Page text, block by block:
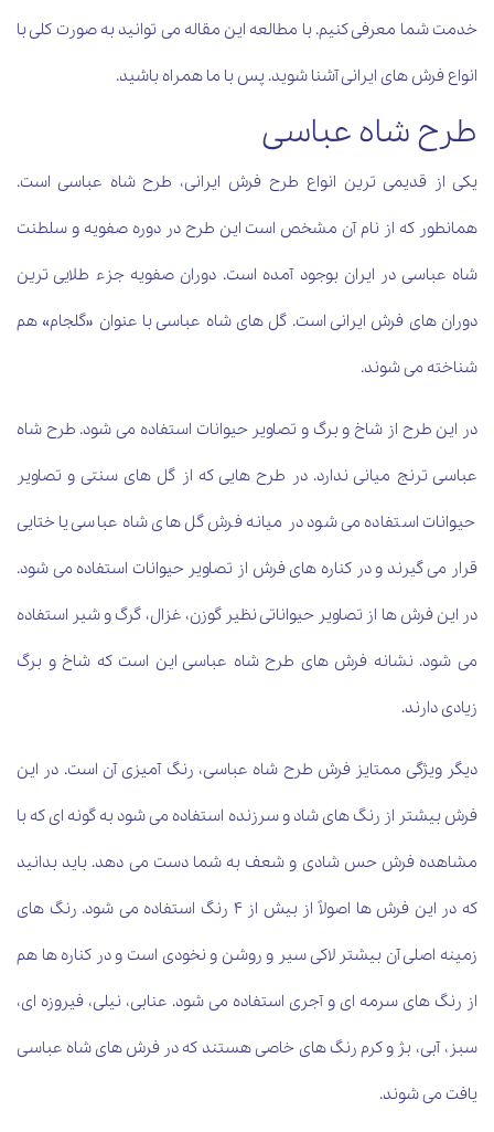
خدمت شما معرفی کنیم. با مطالعه این مقاله می توانید به صورت کلی با
انواع فرش های ایرانی آشنا شوید. پس با ما همراه باشید.
طرح شاه عباسی
یکی از قدیمی ترین انواع طرح فرش ایرانی، طرح شاه عباسی است.
همانطور که از نام آن مشخص است این طرح در دوره صفویه و سلطنت
شاه عباسی در ایران بوجود آمده است. دوران صفویه جزء طلایی ترین
دوران های فرش ایرانی است. گل های شاه عباسی با عنوان «گلجام» هم
شناخته می شوند.
در این طرح از شاخ و برگ و تصاویر حیوانات استفاده می شود. طرح شاه
عباسی ترنج میانی ندارد. در طرح هایی که از گل های سنتی و تصاویر
حیوانات استفاده می شود در میانه فرش گل های شاه عباسی یا ختایی
قرار می گیرند و در کناره های فرش از تصاویر حیوانات استفاده می شود.
در این فرش ها از تصاویر حیواناتی نظیر گوزن، غزال، گرگ و شیر استفاده
می شود. نشانه فرش های طرح شاه عباسی این است که شاخ و برگ
زیادی دارند.
دیگر ویژگی ممتایز فرش طرح شاه عباسی، رنگ آمیزی آن است. در این
فرش بیشتر از رنگ های شاد و سرزنده استفاده می شود به گونه ای که با
مشاهده فرش حس شادی و شعف به شما دست می دهد. باید بدانید
که در این فرش ها اصولاً از بیش از 4 رنگ استفاده می شود. رنگ های
زمینه اصلی آن بیشتر لاکی سیر و روشن و نخودی است و در کناره ها هم
از رنگ های سرمه ای و آجری استفاده می شود. عنابی، نیلی، فیروزه ای،
سبز، آبی، بژ و کرم رنگ های خاصی هستند که در فرش های شاه عباسی
یافت می شوند.